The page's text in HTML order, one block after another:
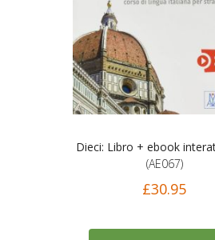
Dieci: Libro + ebook
(AE067)
£30.95